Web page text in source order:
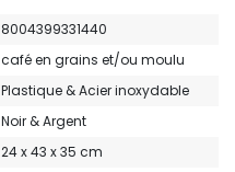
8004399331440
café en grains et/ou moulu
Plastique & Acier inoxydable
Noir & Argent
24 x 43 x 35 cm